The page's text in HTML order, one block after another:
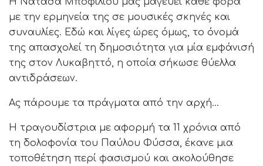
με την ερμηνεία της σε μουσικές σκηνές και
συναυλίες. Εδώ και λίγες ώρες όμως, το όνομά
της απασχολεί τη δημοσιότητα για μία εμφάνισή
της στον Λυκαβηττό, η οποία σήκωσε θύελλα
αντιδράσεων.
Ας πάρουμε τα πράγματα από την αρχή…
Η τραγουδίστρια με αφορμή τα 11 χρόνια από
τη δολοφονία του Παύλου Φύσσα, έκανε μια
τοποθέτηση περί φασισμού και ακολούθησε